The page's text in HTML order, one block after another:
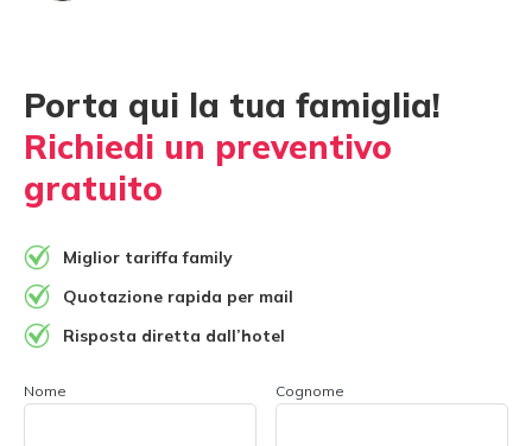
Porta qui la tua famiglia!
Richiedi un preventivo
gratuito
Miglior tariffa family
Quotazione rapida per mail
Risposta diretta dall’hotel
Nome Cognome